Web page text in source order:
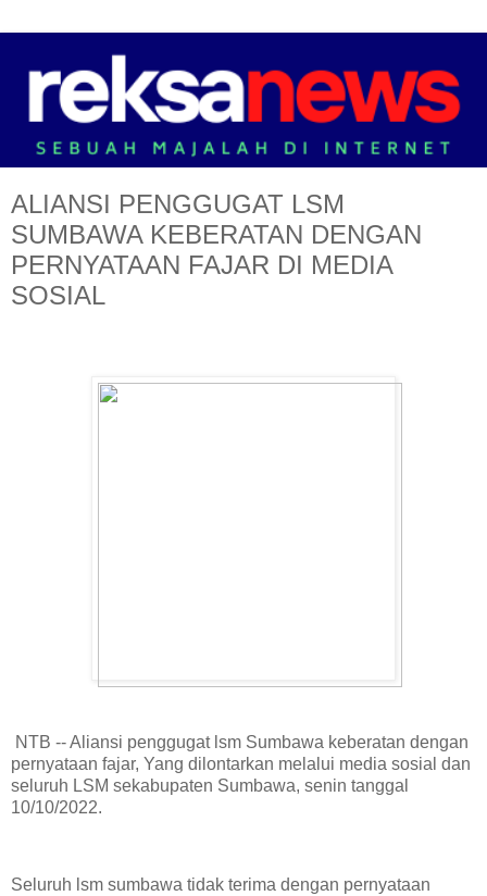
ALIANSI PENGGUGAT LSM
SUMBAWA KEBERATAN DENGAN
PERNYATAAN FAJAR DI MEDIA
SOSIAL
NTB -- Aliansi penggugat lsm Sumbawa keberatan dengan
pernyataan fajar, Yang dilontarkan melalui media sosial dan
seluruh LSM sekabupaten Sumbawa, senin tanggal
10/10/2022.
Seluruh lsm sumbawa tidak terima dengan pernyataan